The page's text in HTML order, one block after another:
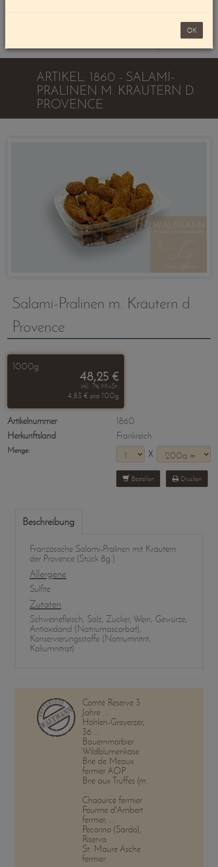
noch 100,00 €
Warenkorb
OK
ARTIKEL: 1860 - SALAMI-
PRALINEN M. KRÄUTERN D.
PROVENCE
Salami-Pralinen m. Kräutern d.
Provence
1000g
48,25 €
inkl. 7% MwSt.
4,83 € pro 100g
Artikelnummer
1860
Herkunftsland
Frankreich
Menge: X
Bestellen Drucken
Beschreibung
Französische Salami-Pralinen mit Kräutern
der Provence (Stück 8g.)
Allergene
Sulfite
Zutaten
Schweinefleisch, Salz, Zucker, Wein, Gewürze,
Antioxidand (Natriumascorbat),
Konservierungsstoffe (Natriumnitrit,
Kaliumnitrat)
Comté Reserve 3
Jahre ...
Höhlen-Greyerzer,
36 ...
Bauernmorbier
Wildblumenkäse
Brie de Meaux
fermier AOP
Brie aux Truffes (m.
...
Chaource fermier
Fourme d'Ambert
fermier, ...
Pecorino (Sardo),
Riserva
St. Maure Asche
fermier